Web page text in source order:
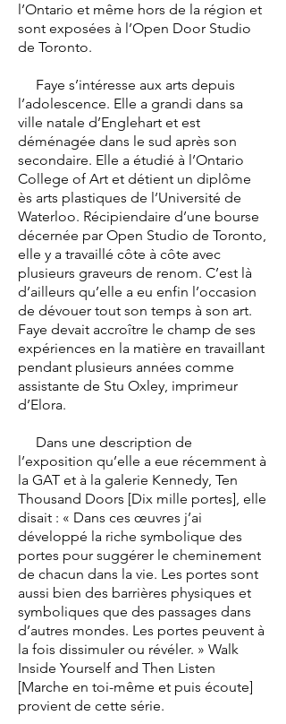
l’Ontario et même hors de la région et
sont exposées à l’Open Door Studio
de Toronto.
Faye s’intéresse aux arts depuis
l’adolescence. Elle a grandi dans sa
ville natale d’Englehart et est
déménagée dans le sud après son
secondaire. Elle a étudié à l’Ontario
College of Art et détient un diplôme
ès arts plastiques de l’Université de
Waterloo. Récipiendaire d’une bourse
décernée par Open Studio de Toronto,
elle y a travaillé côte à côte avec
plusieurs graveurs de renom. C’est là
d’ailleurs qu’elle a eu enfin l’occasion
de dévouer tout son temps à son art.
Faye devait accroître le champ de ses
expériences en la matière en travaillant
pendant plusieurs années comme
assistante de Stu Oxley, imprimeur
d’Elora.
Dans une description de
l’exposition qu’elle a eue récemment à
la GAT et à la galerie Kennedy, Ten
Thousand Doors [Dix mille portes], elle
disait : « Dans ces œuvres j’ai
développé la riche symbolique des
portes pour suggérer le cheminement
de chacun dans la vie. Les portes sont
aussi bien des barrières physiques et
symboliques que des passages dans
d’autres mondes. Les portes peuvent à
la fois dissimuler ou révéler. » Walk
Inside Yourself and Then Listen
[Marche en toi-même et puis écoute]
provient de cette série.